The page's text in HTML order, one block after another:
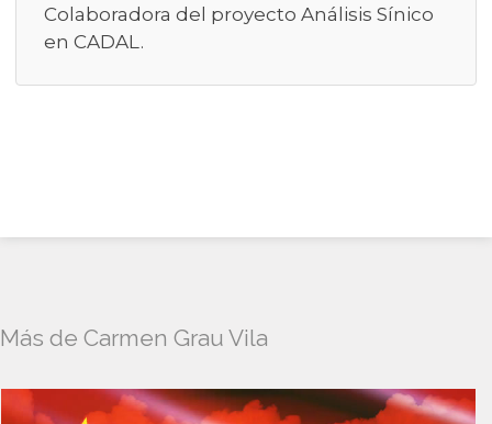
Colaboradora del proyecto Análisis Sínico
en CADAL.
Más de Carmen Grau Vila